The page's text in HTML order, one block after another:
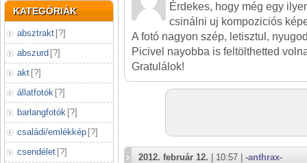
KATEGÓRIÁK
absztrakt [?]
abszurd [?]
akt [?]
állatfotók [?]
barlangfotók [?]
családi/emlékkép [?]
csendélet [?]
Érdekes, hogy még egy
csinálni uj kompoziciós
A fotó nagyon szép, letisztul,
Picivel nayobba is feltölthetted
Gratulálok!
2012. február 12. | 10:57 | -anthrax-